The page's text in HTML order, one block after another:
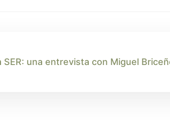
SER: una entrevista con Miguel